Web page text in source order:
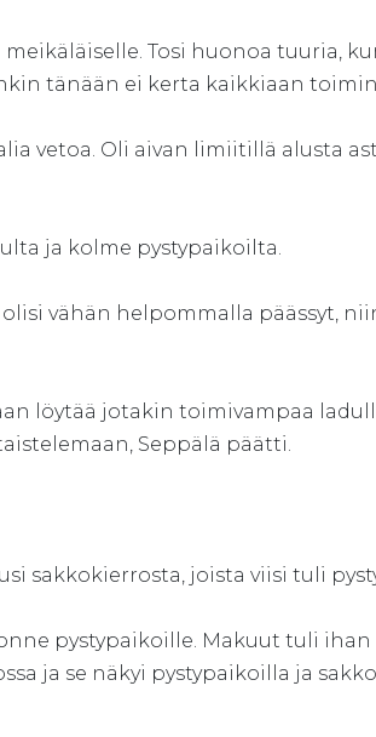
Tosi huonoa tuuria,
tänään ei kerta kaikkiaan
vetoa. Oli aivan limiitillä alusta
ja kolme pystypaikoilta.
vähän helpommalla päässyt,
löytää jotakin toimivampaa
Seppälä päätti.
sakkokierrosta, joista viisi tuli
pystypaikoille. Makuut tuli ihan
ja se näkyi pystypaikoilla ja